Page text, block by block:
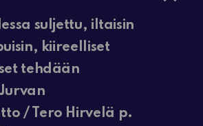
suljettu, iltaisin
kiireelliset
tehdään
/ Tero Hirvelä p.